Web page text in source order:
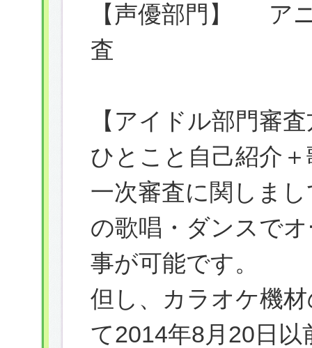
【声優部門】 ア
査
【アイドル部門審
ひとこと自己紹介
一次審査に関しま
の歌唱・ダンスで
事が可能です。
但し、カラオケ機
て2014年8月20日